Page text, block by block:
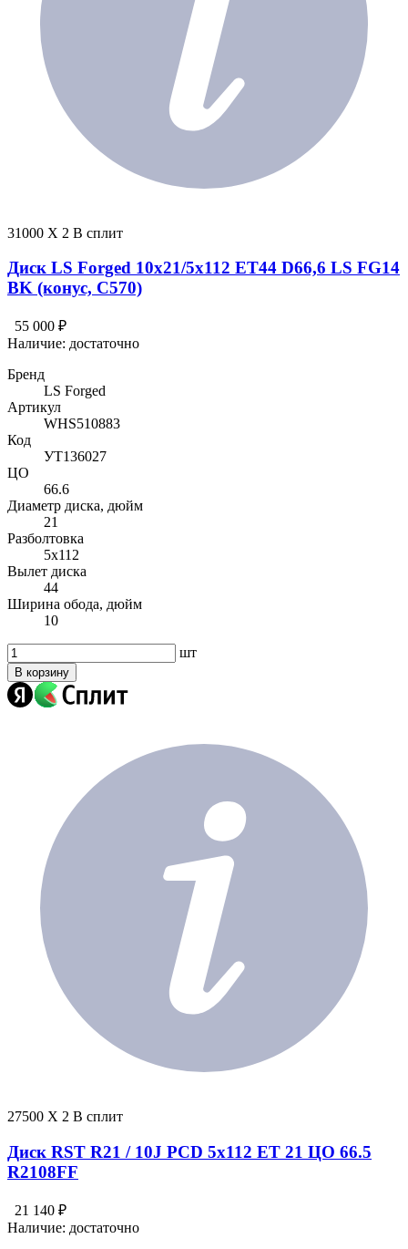
31000 X 2 В сплит
Диск LS Forged 10x21/5x112 ET44 D66,6 LS FG14
BK (конус, C570)
55 000 ₽
Наличие: достаточно
Бренд
LS Forged
Артикул
WHS510883
Код
УТ136027
ЦО
66.6
Диаметр диска, дюйм
21
Разболтовка
5x112
Вылет диска
44
Ширина обода, дюйм
10
шт
В корзину
27500 X 2 В сплит
Диск RST R21 / 10J PCD 5x112 ЕТ 21 ЦО 66.5
R2108FF
21 140 ₽
Наличие: достаточно